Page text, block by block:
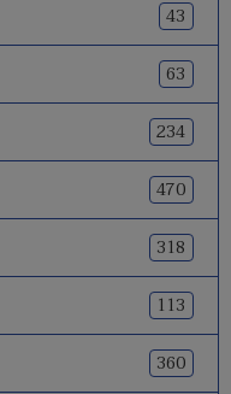
43
63
234
470
318
113
360